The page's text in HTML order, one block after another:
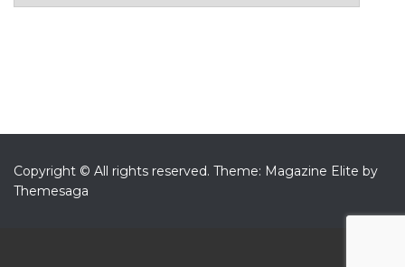
Copyright © All rights reserved. Theme: Magazine Elite by
Themesaga